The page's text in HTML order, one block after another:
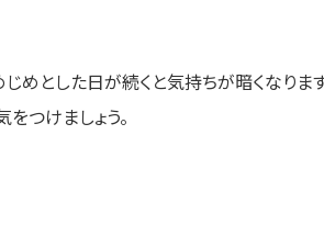
めとした日が続くと気持ちが暗くなりま
つけましょう。